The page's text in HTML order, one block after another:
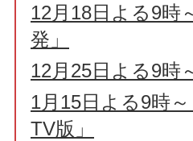
12月18日よる9時
発」
12月25日よる9時
1月15日よる9時
TV版」